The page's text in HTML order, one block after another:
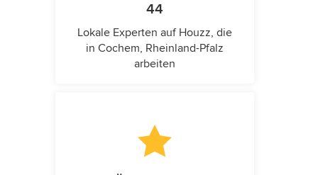
44
Lokale Experten auf Houzz, die
in Cochem, Rheinland-Pfalz
arbeiten